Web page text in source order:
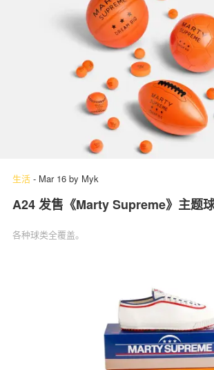
生活 - Mar 16 by Myk
A24 发售《Marty Supreme》主题
各种球类全覆盖。